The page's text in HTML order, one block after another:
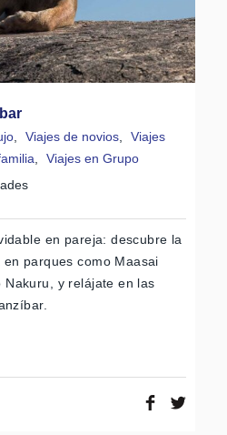
, Viajes de novios,
Viajes
,
Viajes en Grupo
en pareja: descubre la
parques como Maasai
Nakuru, y relájate en las